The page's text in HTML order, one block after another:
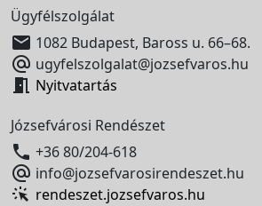
Ügyfélszolgálat
 1082 Budapest, Baross u. 66–68.
 ugyfelszolgalat@jozsefvaros.hu
 Nyitvatartás
Józsefvárosi Rendészet
 +36 80/204-618
 info@jozsefvarosirendeszet.hu
rendeszet.jozsefvaros.hu